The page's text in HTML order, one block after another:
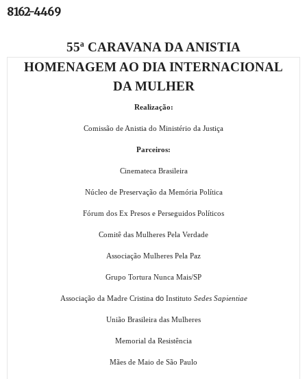
8162-4469
55ª CARAVANA DA ANISTIA
HOMENAGEM AO DIA INTERNACIONAL
DA MULHER
Realização:
Comissão de Anistia do Ministério da Justiça
Parceiros:
Cinemateca Brasileira
Núcleo de Preservação da Memória Política
Fórum dos Ex Presos e Perseguidos Políticos
Comitê das Mulheres Pela Verdade
Associação Mulheres Pela Paz
Grupo Tortura Nunca Mais/SP
Associação da Madre Cristina do Instituto Sedes Sapientiae
União Brasileira das Mulheres
Memorial da Resistência
Mães de Maio de São Paulo